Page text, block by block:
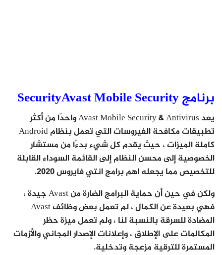
برنامج SecurityAvast Mobile Security
يعد Avast Mobile Security & Antivirus واحدًا من أكثر
تطبيقات مكافحة الفيروسات التي تعمل بنظام Android
كاملة الميزات ، حيث يقدم كل شيء بدءًا من مستشار
الخصوصية إلى محسن النظام إلى القائمة السوداء القابلة
للتخصيص مما يجعله اهم برامج انتي فايروس 2020.
ولكن في حين أن حماية البرامج الضارة من Avast جيدة ،
فهي بعيدة عن الكمال ، لم تعمل بعض وظائف Avast
المضادة للسرقة بالنسبة لنا ، ولم تعمل ميزة حظر
المكالمات على الإطلاق ، وإعلانات الإصدار المجاني والأزمات
المستمرة للترقية مزعجة وتدخلية.